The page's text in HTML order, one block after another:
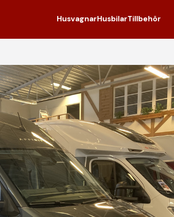
HusvagnarHusbilarTillbehör